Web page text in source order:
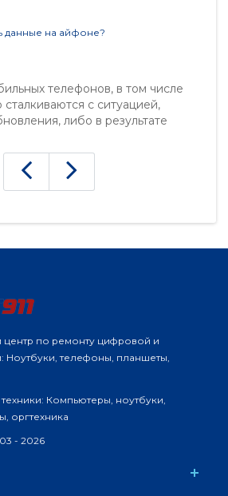
данные на айфоне?
телефонов, в том числе
сталкиваются с ситуацией,
либо в результате
Возникает вопрос, как
данные на айфоне? Можно ли
центр по ремонту цифровой и
Ноутбуки, телефоны, планшеты,
Компьютеры, ноутбуки,
оргтехника
- 2026